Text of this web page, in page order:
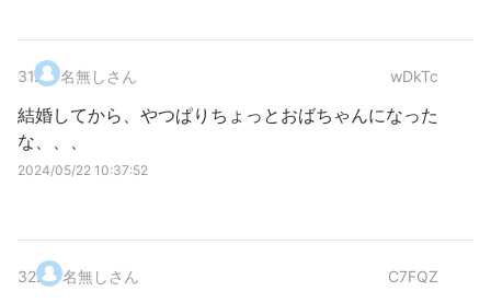
31. 名無しさん wDkTc
結婚してから、やつぱりちょっとおばちゃんになった
な、、、
2024/05/22 10:37:52
32. 名無しさん C7FQZ